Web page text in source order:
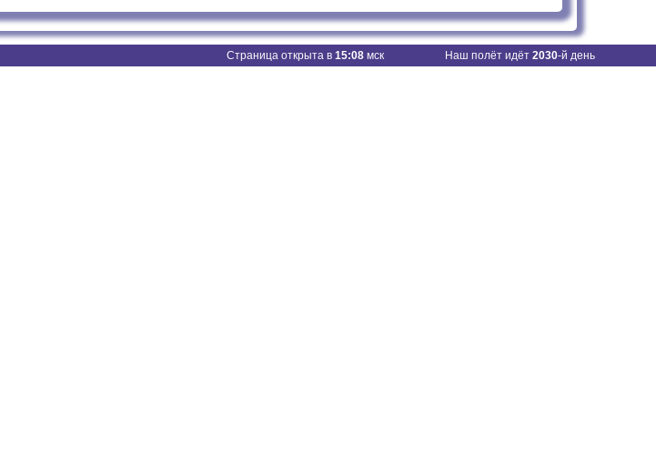
Наш полёт идёт 2030-й день
Страница открыта в 15:08мск